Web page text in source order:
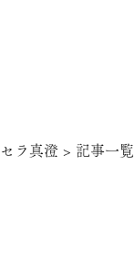
セラ真澄 > 記事一覧